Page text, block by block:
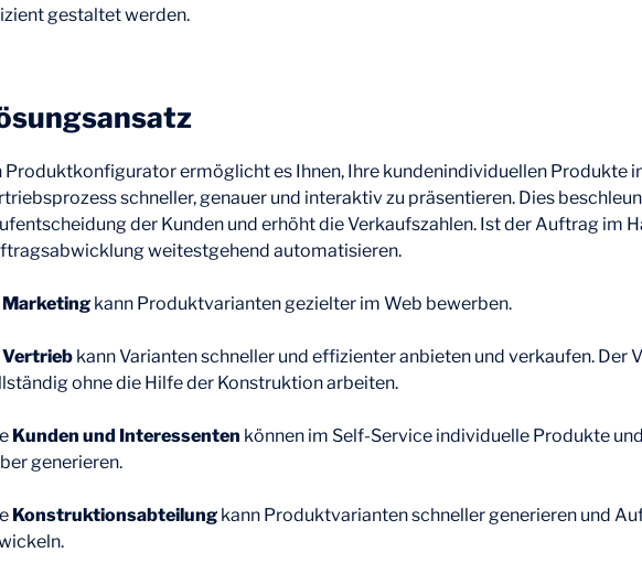
gestaltet werden.
Produktkonfigurator ermöglicht es Ihnen, Ihre kundenindividuellen Produkte
schneller, genauer und interaktiv zu präsentieren. Dies
der Kunden und erhöht die Verkaufszahlen. Ist der Auftrag im
weitestgehend automatisieren.
Marketing kann Produktvarianten gezielter im Web bewerben.
Vertrieb kann Varianten schneller und effizienter anbieten und verkaufen. Der
ohne die Hilfe der Konstruktion arbeiten.
Kunden und Interessenten können im Self-Service individuelle Produkte
generieren.
Konstruktionsabteilung kann Produktvarianten schneller generieren und